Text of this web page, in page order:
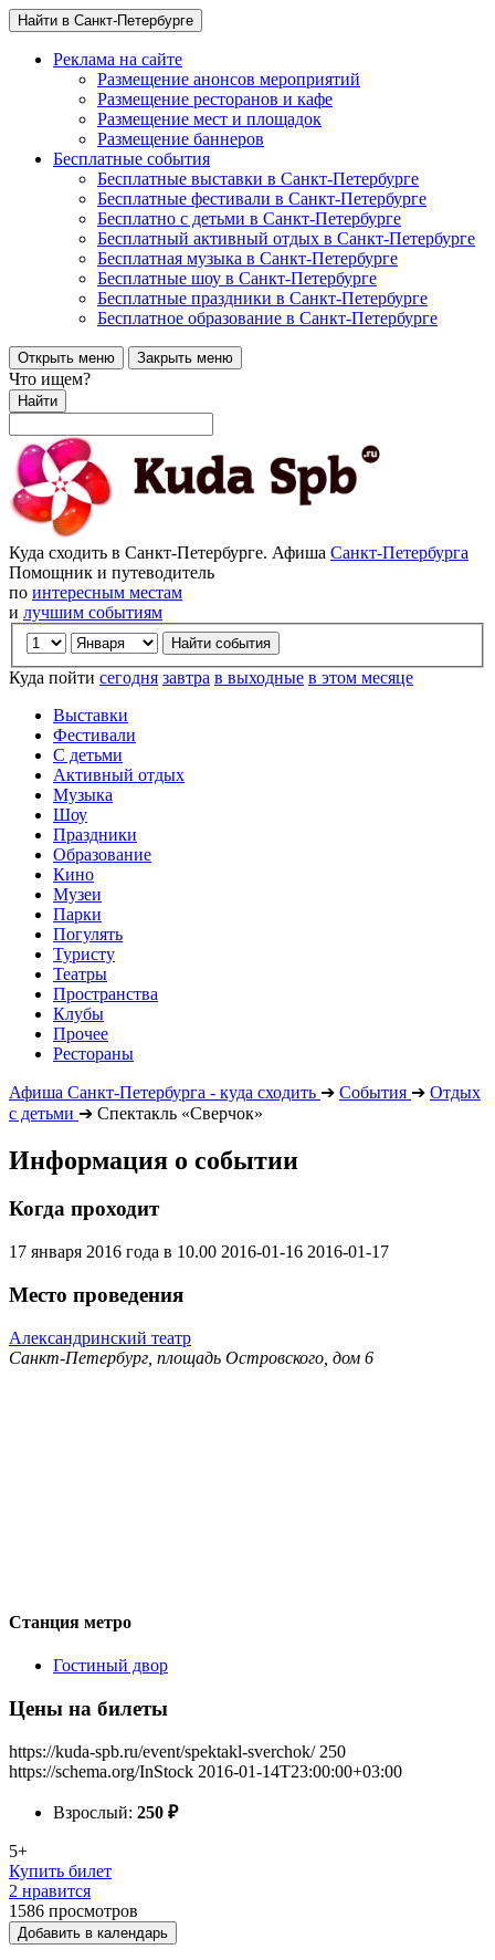
Найти в Санкт-Петербурге
Реклама на сайте
Размещение анонсов мероприятий
Размещение ресторанов и кафе
Размещение мест и площадок
Размещение баннеров
Бесплатные события
Бесплатные выставки в Санкт-Петербурге
Бесплатные фестивали в Санкт-Петербурге
Бесплатно с детьми в Санкт-Петербурге
Бесплатный активный отдых в Санкт-Петербурге
Бесплатная музыка в Санкт-Петербурге
Бесплатные шоу в Санкт-Петербурге
Бесплатные праздники в Санкт-Петербурге
Бесплатное образование в Санкт-Петербурге
Открыть меню Закрыть меню
Что ищем?
Найти
Куда сходить в Санкт-Петербурге. Афиша Санкт-Петербурга
Помощник и путеводитель
по интересным местам
и лучшим событиям
Куда пойти сегодня завтра в выходные в этом месяце
Выставки
Фестивали
С детьми
Активный отдых
Музыка
Шоу
Праздники
Образование
Кино
Музеи
Парки
Погулять
Туристу
Театры
Пространства
Клубы
Прочее
Рестораны
Афиша Санкт-Петербурга - куда сходить ➔ События ➔ Отдых
с детьми ➔ Спектакль «Сверчок»
Информация о событии
Когда проходит
17 января 2016 года в 10.00 2016-01-16 2016-01-17
Место проведения
Александринский театр
Санкт-Петербург, площадь Островского, дом 6
Станция метро
Гостиный двор
Цены на билеты
https://kuda-spb.ru/event/spektakl-sverchok/ 250
https://schema.org/InStock 2016-01-14T23:00:00+03:00
Взрослый: 250 ₽
5+
Купить билет
2 нравится
1586 просмотров
Добавить в календарь